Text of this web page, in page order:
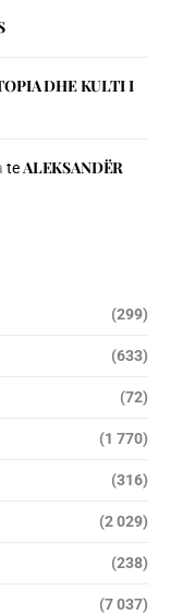
DHE KULTI I
teALEKSANDËR
(299)
(633)
(72)
(1 770)
(316)
(2 029)
(238)
(7 037)